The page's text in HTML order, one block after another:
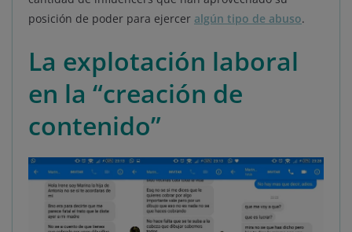
posición de poder para ejercer algún tipo de abuso.
La explotación laboral
en la “creación de
contenido”